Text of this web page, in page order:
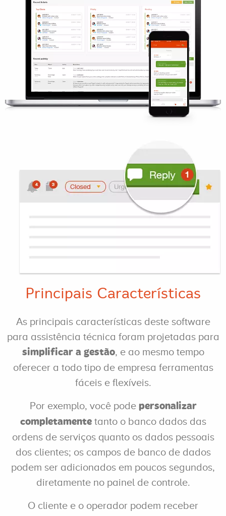
Principais Características
As principais características deste software
para assistência técnica foram projetadas para
simplificar a gestão, e ao mesmo tempo
oferecer a todo tipo de empresa ferramentas
fáceis e flexíveis.
Por exemplo, você pode personalizar
completamentetanto o banco dados das
ordens de serviços quanto os dados pessoais
dos clientes; os campos de banco de dados
podem ser adicionados em poucos segundos,
diretamente no painel de controle.
O cliente e o operador podem receber